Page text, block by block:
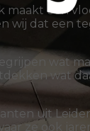
maakt een
wij dat een
wat
wat
uit
ze ook